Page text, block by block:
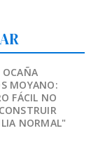
OCAÑA
MOYANO:
FÁCIL NO
NORMAL"